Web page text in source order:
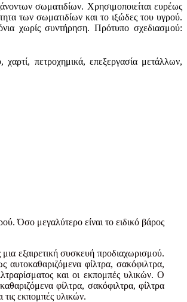
σωματιδίων. Χρησιμοποιείται ευρέως
των σωματιδίων και το ιξώδες του υγρού.
χωρίς συντήρηση. Πρότυπο σχεδιασμού:
χαρτί, πετροχημικά, επεξεργασία μετάλλων,
Όσο μεγαλύτερο είναι το ειδικό βάρος
εξαιρετική συσκευή προδιαχωρισμού.
φίλτρα, σακόφιλτρα,
και οι εκπομπές υλικών. Ο
φίλτρα, σακόφιλτρα, φίλτρα
τις εκπομπές υλικών.